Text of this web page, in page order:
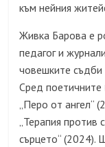
към нейния
Живка Барова е
педагог и
човешките
Сред поетичните
„Перо от ангел“
„Терапия против
сърцето“ (2024).